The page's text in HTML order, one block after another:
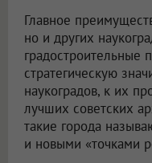
Главное
но и других
градостроительные
стратегическую
наукоградов, к их
лучших советских
такие города
и новыми «точками